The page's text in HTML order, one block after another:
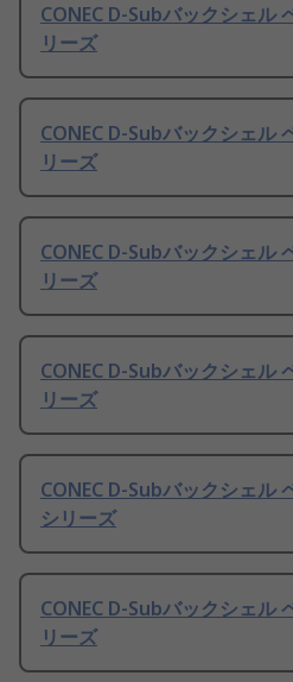
CONEC D-Subバックシェル
リーズ
CONEC D-Subバックシェル
リーズ
CONEC D-Subバックシェル
リーズ
CONEC D-Subバックシェル
リーズ
CONEC D-Subバックシェル
シリーズ
CONEC D-Subバックシェル
リーズ